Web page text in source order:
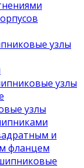
узлы
узлы
узлы
и
фланцем